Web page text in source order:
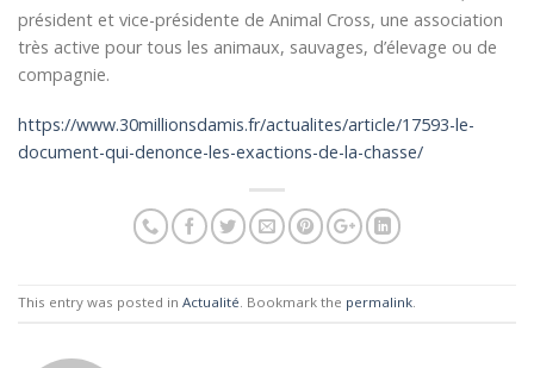
président et vice-présidente de Animal Cross, une association
très active pour tous les animaux, sauvages, d’élevage ou de
compagnie.
https://www.30millionsdamis.fr/actualites/article/17593-le-
document-qui-denonce-les-exactions-de-la-chasse/
This entry was posted in Actualité. Bookmark the permalink.